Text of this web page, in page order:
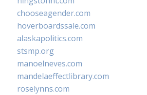
chooseagender.com
hoverboardssale.com
alaskapolitics.com
stsmp.org
manoelneves.com
mandelaeffectlibrary.com
roselynns.com